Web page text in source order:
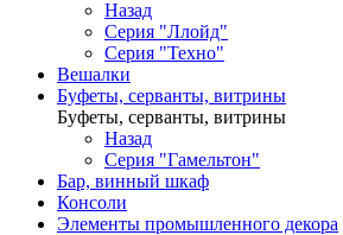
Назад
Серия "Ллойд"
Серия "Техно"
Вешалки
Буфеты, серванты, витрины
Буфеты, серванты, витрины
Назад
Серия "Гамельтон"
Бар, винный шкаф
Консоли
Элементы промышленного декора